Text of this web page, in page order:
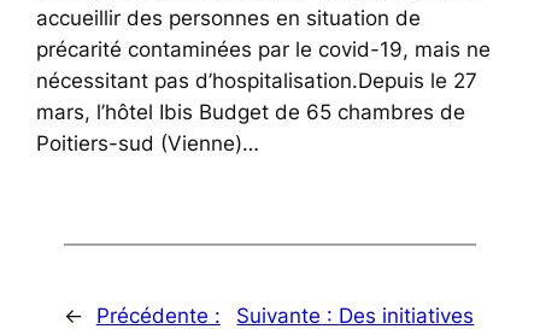
accueillir des personnes en situation de
précarité contaminées par le covid-19, mais ne
nécessitant pas d’hospitalisation.Depuis le 27
mars, l’hôtel Ibis Budget de 65 chambres de
Poitiers-sud (Vienne)…
←
Précédente :
Suivante : Des initiatives